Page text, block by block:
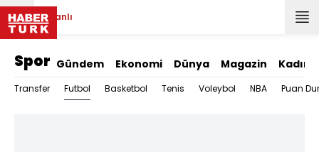
Canlı
Spor Gündem Ekonomi Dünya Magazin Kadın
Transfer Futbol Basketbol Tenis Voleybol NBA Puan